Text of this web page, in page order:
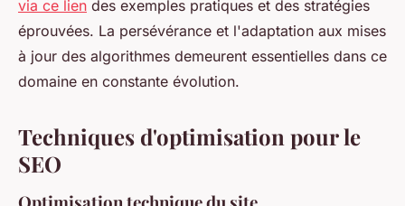
via ce lien des exemples pratiques et des stratégies
éprouvées. La persévérance et l'adaptation aux mises
à jour des algorithmes demeurent essentielles dans ce
domaine en constante évolution.
Techniques d'optimisation pour le
SEO